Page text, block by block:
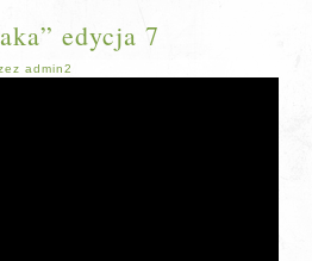
edycja 7
admin2